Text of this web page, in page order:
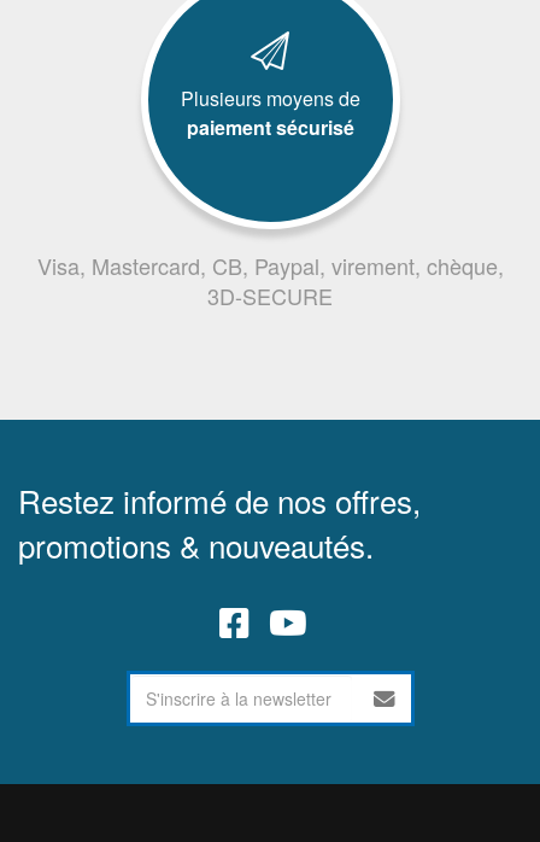
Plusieurs moyens de
paiement sécurisé
Visa, Mastercard, CB, Paypal, virement, chèque,
3D-SECURE
Restez informé de nos offres,
promotions & nouveautés.